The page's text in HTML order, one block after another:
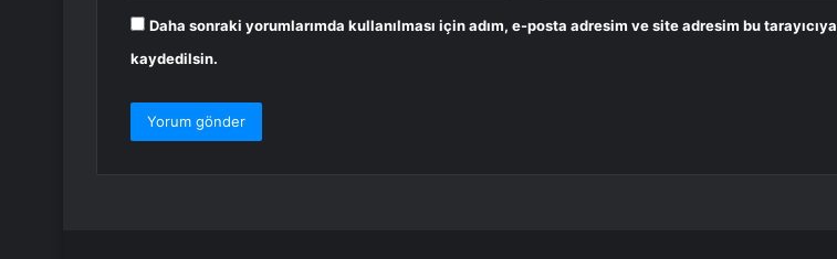
Daha sonraki yorumlarımda kullanılması için adım, e-posta adresim ve site adresim bu tarayıcıya
kaydedilsin.